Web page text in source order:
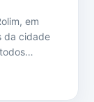
em
da cidade